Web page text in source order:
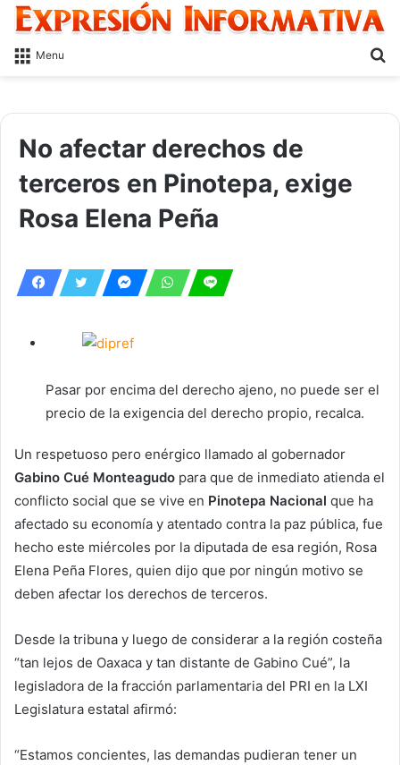
Menu
No afectar derechos de
terceros en Pinotepa, exige
Rosa Elena Peña
Pasar por encima del derecho ajeno, no puede ser el
precio de la exigencia del derecho propio, recalca.
Un respetuoso pero enérgico llamado al gobernador
Gabino Cué Monteagudo para que de inmediato atienda el
conflicto social que se vive en Pinotepa Nacional que ha
afectado su economía y atentado contra la paz pública, fue
hecho este miércoles por la diputada de esa región, Rosa
Elena Peña Flores, quien dijo que por ningún motivo se
deben afectar los derechos de terceros.
Desde la tribuna y luego de considerar a la región costeña
“tan lejos de Oaxaca y tan distante de Gabino Cué”, la
legisladora de la fracción parlamentaria del PRI en la LXI
Legislatura estatal afirmó:
“Estamos concientes, las demandas pudieran tener un